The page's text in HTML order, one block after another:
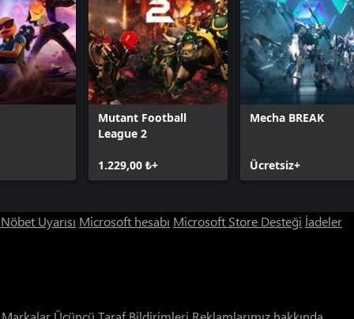
Mutant Football
League 2
1.229,00 ₺+
Mecha BREAK
Ücretsiz+
Uyarısı Microsoft hesabı Microsoft Store Desteği İadeler